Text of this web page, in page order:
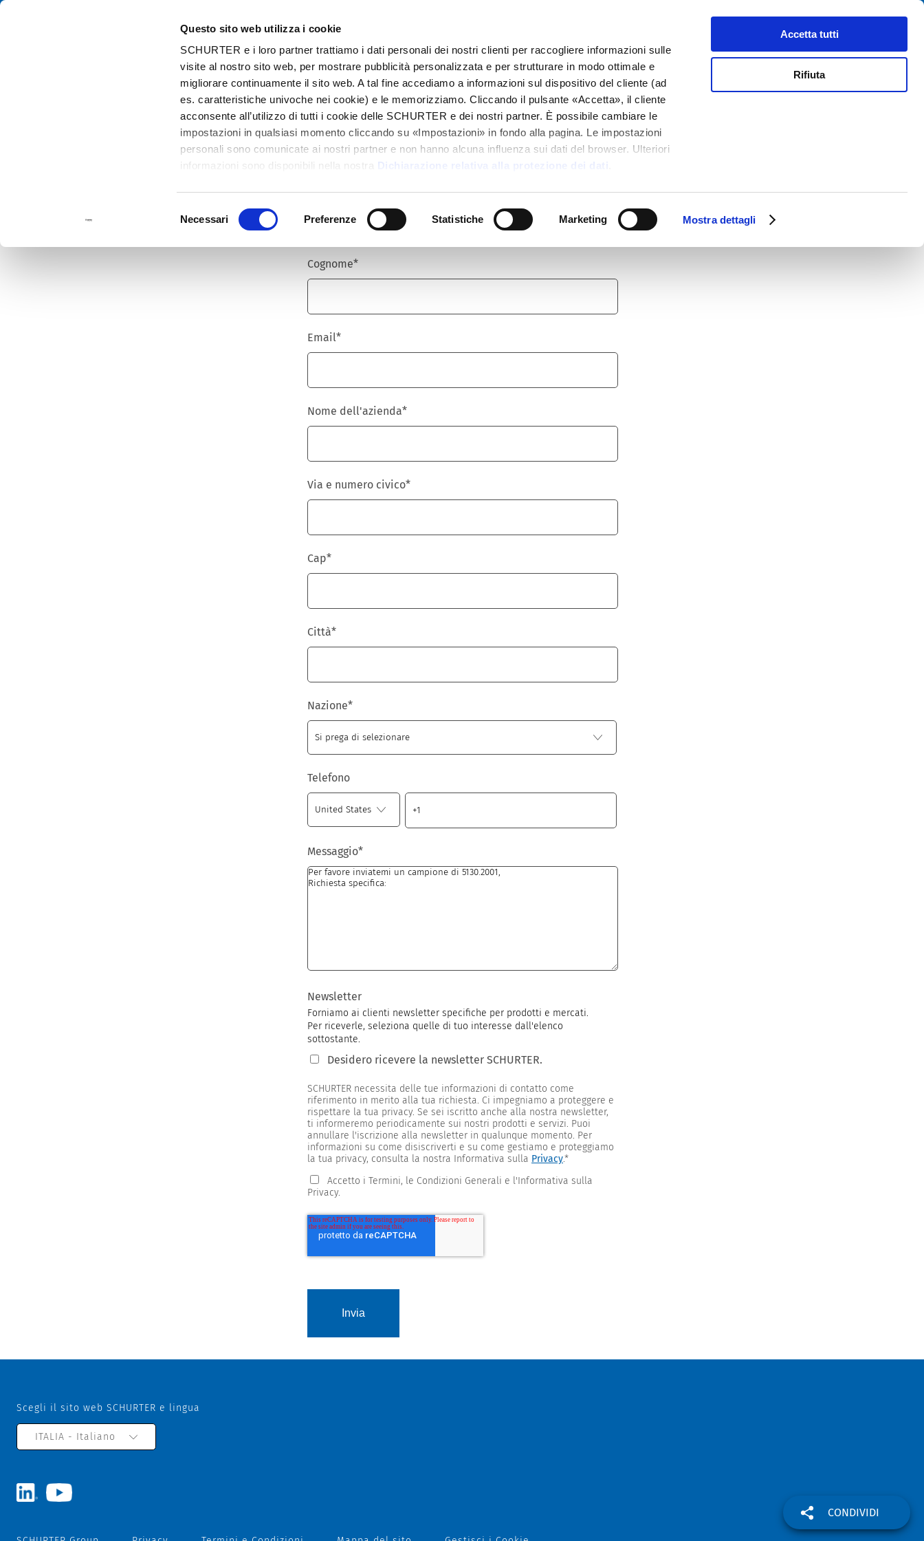
Questo sito web utilizza i cookie
SCHURTER e i loro partner trattiamo i dati personali dei nostri clienti per raccogliere informazioni sulle
visite al nostro sito web, per mostrare pubblicità personalizzata e per strutturare in modo ottimale e
migliorare continuamente il sito web. A tal fine accediamo a informazioni sul dispositivo del cliente (ad
es. caratteristiche univoche nei cookie) e le memorizziamo. Cliccando il pulsante «Accetta», il cliente
acconsente all’utilizzo di tutti i cookie delle SCHURTER e dei nostri partner. È possibile cambiare le
impostazioni in qualsiasi momento cliccando su «Impostazioni» in fondo alla pagina. Le impostazioni
personali sono comunicate ai nostri partner e non hanno alcuna influenza sui dati del browser. Ulteriori
informazioni sono disponibili nella nostra Dichiarazione relativa alla protezione dei dati
del
Necessari Preferenze Statistiche Marketing Mostra dettagli
Accetta tutti
Rifiuta
Catalogo Contatti
Titolo*
Nome*
Cognome*
Email*
Nome dell'azienda*
Via e numero civico*
Cap*
Città*
Nazione*
Telefono
Messaggio*
Newsletter
Forniamo ai clienti newsletter specifiche per prodotti e mercati.
Per riceverle, seleziona quelle di tuo interesse dall'elenco
sottostante.
Desidero ricevere la newsletter SCHURTER.
SCHURTER necessita delle tue informazioni di contatto come
riferimento in merito alla tua richiesta. Ci impegniamo a proteggere e
rispettare la tua privacy. Se sei iscritto anche alla nostra newsletter,
ti informeremo periodicamente sui nostri prodotti e servizi. Puoi
annullare l'iscrizione alla newsletter in qualunque momento. Per
informazioni su come disiscriverti e su come gestiamo e proteggiamo
la tua privacy, consulta la nostra Informativa sulla Privacy.*
Accetto i Termini, le Condizioni Generali e l'Informativa sulla
Privacy.
CONDIVIDI
Scegli il sito web SCHURTER e lingua
ITALIA - Italiano